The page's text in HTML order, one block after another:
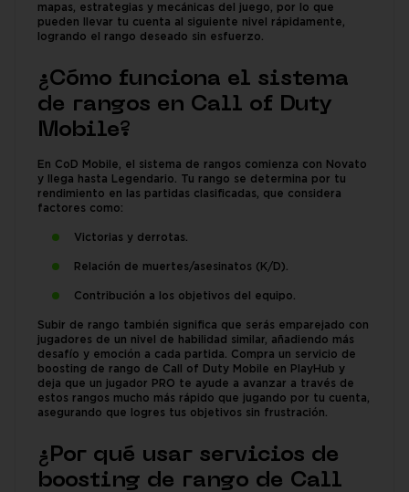
mapas, estrategias y mecánicas del juego, por lo que
pueden llevar tu cuenta al siguiente nivel rápidamente,
logrando el rango deseado sin esfuerzo.
¿Cómo funciona el sistema
de rangos en Call of Duty
Mobile?
En CoD Mobile, el sistema de rangos comienza con Novato
y llega hasta Legendario. Tu rango se determina por tu
rendimiento en las partidas clasificadas, que considera
factores como:
Victorias y derrotas.
Relación de muertes/asesinatos (K/D).
Contribución a los objetivos del equipo.
Subir de rango también significa que serás emparejado con
jugadores de un nivel de habilidad similar, añadiendo más
desafío y emoción a cada partida. Compra un servicio de
boosting de rango de Call of Duty Mobile en PlayHub y
deja que un jugador PRO te ayude a avanzar a través de
estos rangos mucho más rápido que jugando por tu cuenta,
asegurando que logres tus objetivos sin frustración.
¿Por qué usar servicios de
boosting de rango de Call